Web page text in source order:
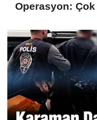
Operasyon: Çok